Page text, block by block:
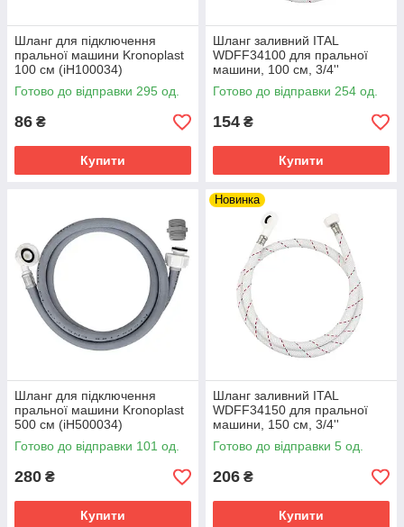
Шланг для підключення
пральної машини Kronoplast
100 см (іH100034)
Готово до відправки 295 од.
86 ₴
Купити
Шланг заливний ITAL
WDFF34100 для пральної
машини, 100 см, 3/4''
Готово до відправки 254 од.
154 ₴
Купити
Шланг для підключення
пральної машини Kronoplast
500 см (іH500034)
Готово до відправки 101 од.
280 ₴
Купити
Новинка
Шланг заливний ITAL
WDFF34150 для пральної
машини, 150 см, 3/4''
Готово до відправки 5 од.
206 ₴
Купити